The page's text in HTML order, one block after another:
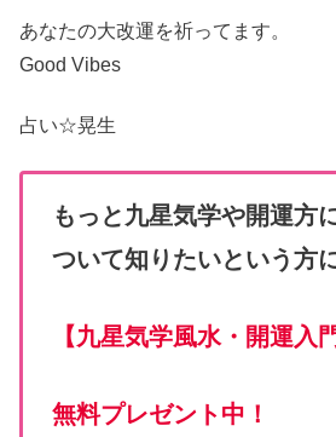
あなたの大改運を祈ってます。
Good Vibes
占い☆晃生
もっと九星気学や開運方
ついて知りたいという方
【九星気学風水・開運入
無料プレゼント中！